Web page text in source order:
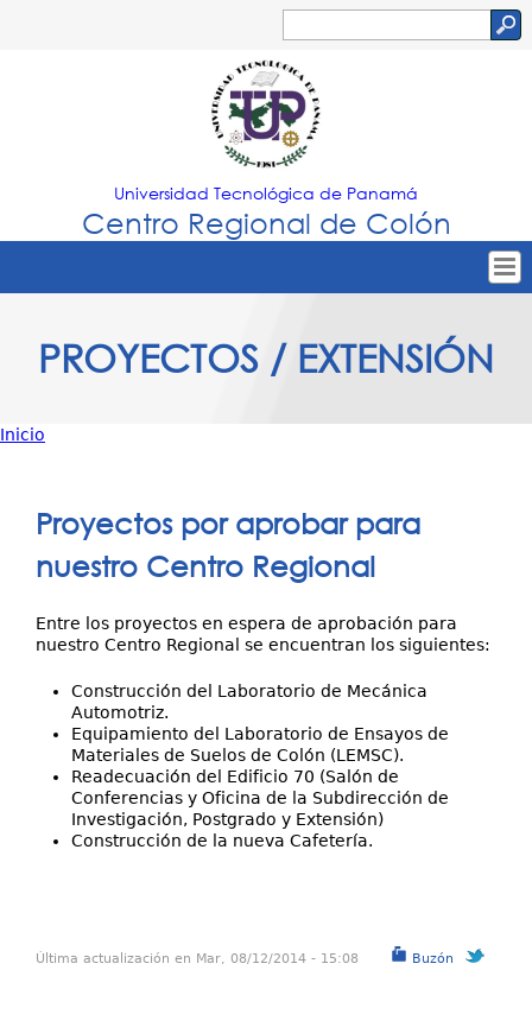
Jump to navigation
de
búsqueda
Universidad Tecnológica de Panamá
Centro Regional de Colón
Menu
Nuestro Centro
Servicios
PROYECTOS / EXTENSIÓN
está
Inicio
Proyectos por aprobar para
nuestro Centro Regional
Entre los proyectos en espera de aprobación para
nuestro Centro Regional se encuentran los siguientes:
Construcción del Laboratorio de Mecánica
Automotriz.
Equipamiento del Laboratorio de Ensayos de
Materiales de Suelos de Colón (LEMSC).
Readecuación del Edificio 70 (Salón de
Conferencias y Oficina de la Subdirección de
Investigación, Postgrado y Extensión)
Construcción de la nueva Cafetería.
Buzón
Última actualización en Mar, 08/12/2014 - 15:08